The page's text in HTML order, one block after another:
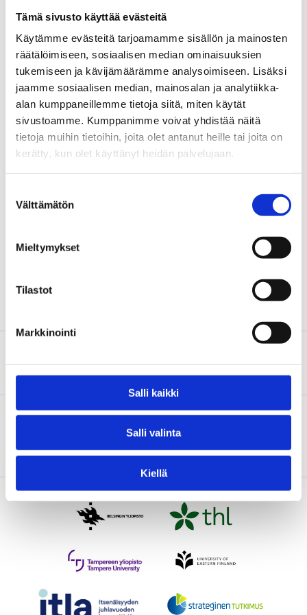
Tämä sivusto käyttää evästeitä
Käytämme evästeitä tarjoamamme sisällön ja mainosten
räätälöimiseen, sosiaalisen median ominaisuuksien
tukemiseen ja kävijämäärämme analysoimiseen. Lisäksi
jaamme sosiaalisen median, mainosalan ja analytiikka-
alan kumppaneillemme tietoja siitä, miten käytät
sivustoamme. Kumppanimme voivat yhdistää näitä
tietoja muihin tietoihin, joita olet antanut heille tai joita on
kerätty, kun olet käyttänyt heidän palvelujaan.
valinta
Välttämätön
Mieltymykset
Tilastot
Markkinointi
Salli kaikki
Salli valinta
Kiellä
asti. Niiden nuorten tekemät kyselyt ja henkilötiedot, jotka
eivät halua osallistua tutkimukseen, tai joiden huoltaja ei
anna lupaa, poistetaan aineistonkeruun päättyessä.
Jaa Facebookissa
Jaa Twitterissä
Jaa Jaa
Ota yhteyttä
IMAGINE-hankkeen tutkimus tukee Kansallisen